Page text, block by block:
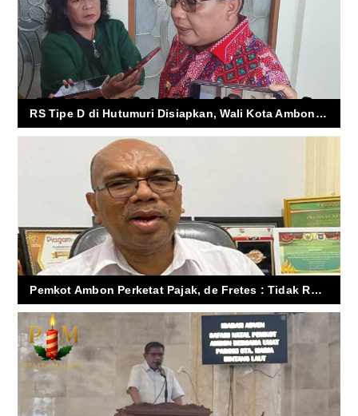
RS Tipe D di Hutumuri Disiapkan, Wali Kota Ambon Janji Tak Ada Pasien Ditolak Karena Biaya
Pemkot Ambon Perketat Pajak, de Fretes : Tidak Rekam, Siap Kena Sanksi